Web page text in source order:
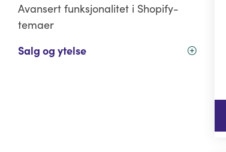
Avansert funksjonalitet i Shopify-
temaer
Salg og ytelse